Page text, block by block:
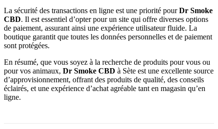
La sécurité des transactions en ligne est une priorité pourDr Smoke
CBD. Il est essentiel d’opter pour un site qui offre diverses options
de paiement, assurant ainsi une expérience utilisateur fluide. La
boutique garantit que toutes les données personnelles et de paiement
sont protégées.
En résumé, que vous soyez à la recherche de produits pour vous ou
pour vos animaux, Dr Smoke CBD à Sète est une excellente source
d’approvisionnement, offrant des produits de qualité, des conseils
éclairés, et une expérience d’achat agréable tant en magasin qu’en
ligne.